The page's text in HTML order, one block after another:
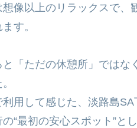
像以上のリラックスで
す。
「ただの休憩所」ではな
用して感じた、淡路島
“最初の安心スポット”と